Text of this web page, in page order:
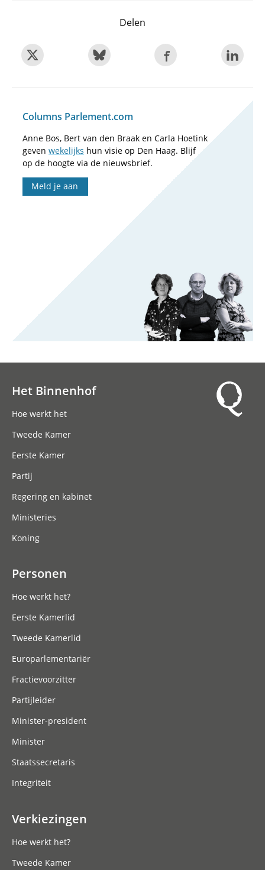
Delen
Columns Parlement.com
Anne Bos, Bert van den Braak en Carla Hoetink
geven wekelijks hun visie op Den Haag. Blijf
op de hoogte via de nieuwsbrief.
Meld je aan
Het Binnenhof
Hoe werkt het
Tweede Kamer
Eerste Kamer
Partij
Regering en kabinet
Ministeries
Koning
Personen
Hoe werkt het?
Eerste Kamerlid
Tweede Kamerlid
Europarlementariër
Fractievoorzitter
Partijleider
Minister-president
Minister
Staatssecretaris
Integriteit
Verkiezingen
Hoe werkt het?
Tweede Kamer